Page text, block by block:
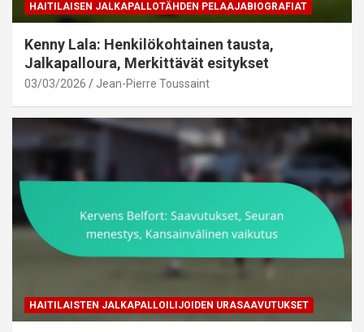
HAITILAISEN JALKAPALLOTÄHDEN PELAAJABIOGRAFIAT
Kenny Lala: Henkilökohtainen tausta,
Jalkapalloura, Merkittävät esitykset
03/03/2026 Jean-Pierre Toussaint
HAITILAISTEN JALKAPALLOILIJOIDEN URASAAVUTUKSET